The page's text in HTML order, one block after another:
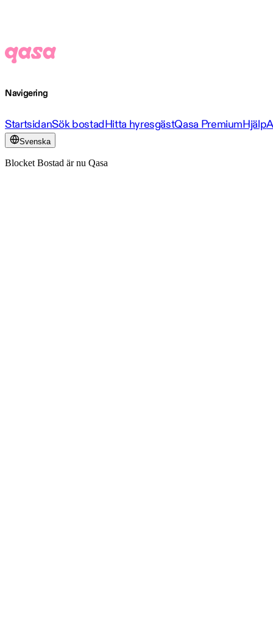
Navigering
StartsidanSök bostadHitta hyresgästQasa PremiumHjälp
Svenska
Blocket Bostad är nu Qasa